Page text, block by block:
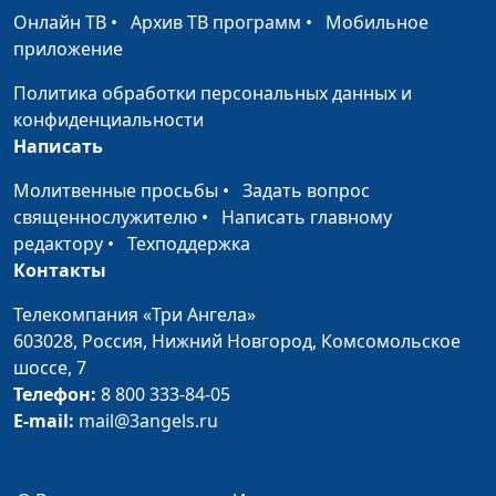
Размытые грани (зима)
Жизнеутверждение
Обыкновенное чудо (март)
Мир радости (май)
Душевный университет (зима) #567
Венец творения (лето)
Серебряное конфетти (зима)
Онлайн ТВ • Архив ТВ программ • Мобильное
приложение
Политика обработки персональных данных и
конфиденциальности
Написать
Молитвенные просьбы • Задать вопрос
священнослужителю • Написать главному
редактору • Техподдержка
Контакты
Телекомпания «Три Ангела»
603028, Россия, Нижний Новгород, Комсомольское
шоссе, 7
Телефон: 8 800 333-84-05
E-mail: mail@3angels.ru